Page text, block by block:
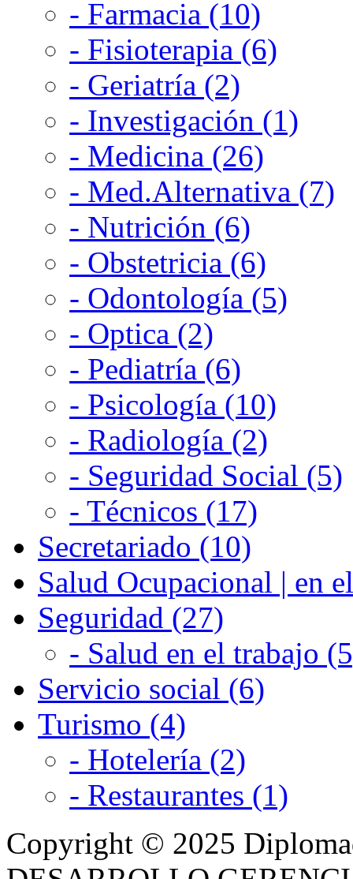
- Farmacia (10)
- Fisioterapia (6)
- Geriatría (2)
- Investigación (1)
- Medicina (26)
- Med.Alternativa (7)
- Nutrición (6)
- Obstetricia (6)
- Odontología (5)
- Optica (2)
- Pediatría (6)
- Psicología (10)
- Radiología (2)
- Seguridad Social (5)
- Técnicos (17)
Secretariado (10)
Salud Ocupacional | en
Seguridad (27)
- Salud en el trabajo
Servicio social (6)
Turismo (4)
- Hotelería (2)
- Restaurantes (1)
Copyright © 2025